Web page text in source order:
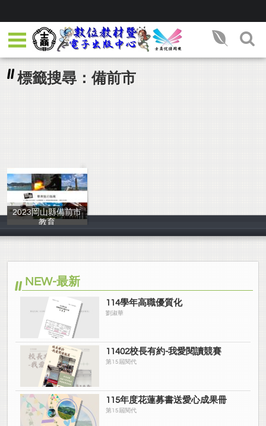
標籤搜尋：備前市
2023岡山縣備前市
教育
岡山縣備前市
NEW-最新
114學年高職優質化
劉淑華
11402校長有約-我愛閱讀競賽
第15屆閱代
115年度花蓮募書送愛心成果冊
第15屆閱代